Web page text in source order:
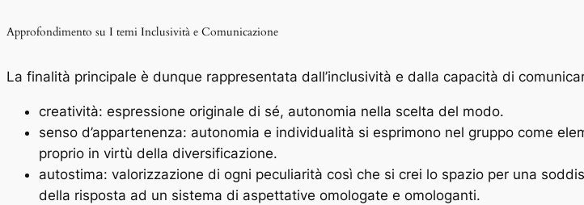
Approfondimento su I temi Inclusività e Comunicazione
La finalità principale è dunque rappresentata dall’inclusività e dalla capacità di
creatività: espressione originale di sé, autonomia nella scelta del modo.
senso d’appartenenza: autonomia e individualità si esprimono nel gruppo come
proprio in virtù della diversificazione.
autostima: valorizzazione di ogni peculiarità così che si crei lo spazio per una
della risposta ad un sistema di aspettative omologate e omologanti.